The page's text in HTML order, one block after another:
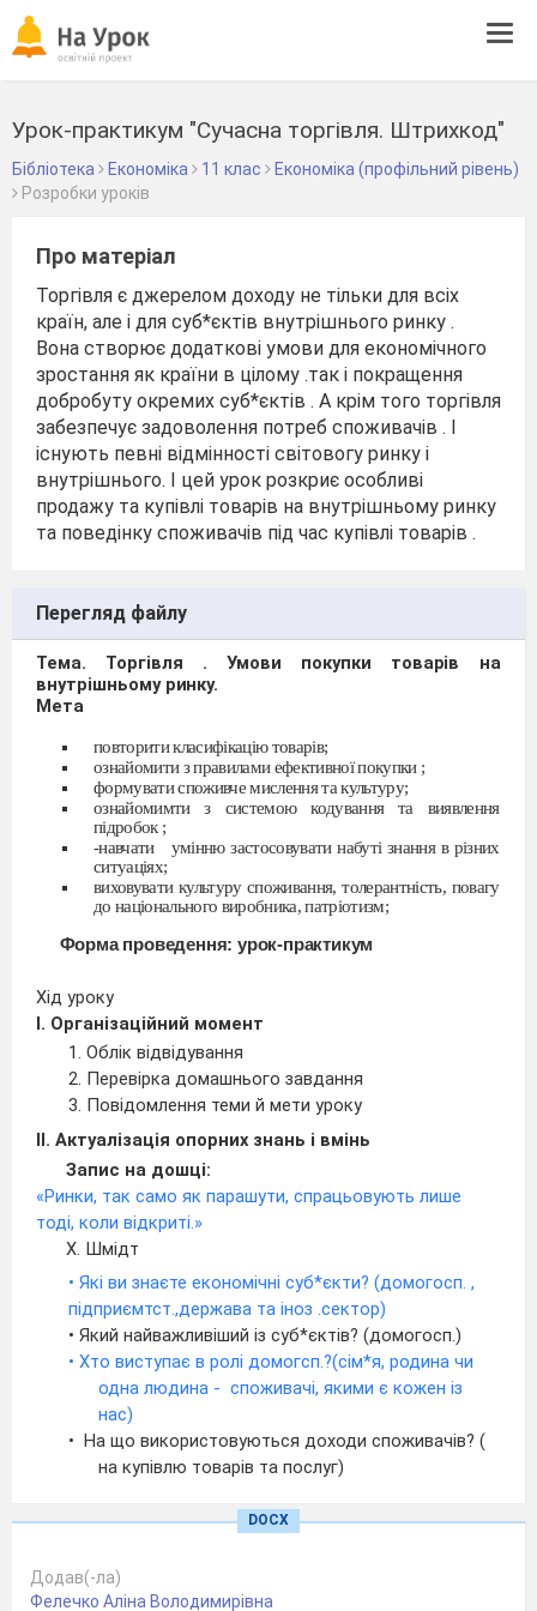
Урок-практикум "Сучасна торгівля. Штрихкод"
Бібліотека Економіка 11 клас
Економіка (профільний рівень)
Розробки уроків
Про матеріал
Торгівля є джерелом доходу не тільки для всіх
країн, але і для суб*єктів внутрішнього ринку .
Вона створює додаткові умови для економічного
зростання як країни в цілому .так і покращення
добробуту окремих суб*єктів . А крім того торгівля
забезпечує задоволення потреб споживачів . І
існують певні відмінності світовогу ринку і
внутрішнього. І цей урок розкриє особливі
продажу та купівлі товарів на внутрішньому ринку
та поведінку споживачів під час купівлі товарів .
Перегляд файлу
Тема. Торгівля . Умови покупки товарів на
внутрішньому ринку.
Мета
повторити класифікацію товарів;
ознайомити з правилами ефективної покупки ;
формувати споживче мислення та культуру;
ознайомимти з системою кодування та виявлення
підробок ;
-навчати
умінню застосовувати набуті знання в різних
ситуаціях;
виховувати культуру споживання, толерантність, повагу
до національного виробника, патріотизм;
Форма проведення: урок-практикум
Хід уроку
І. Організаційний момент
1. Облік відвідування
2. Перевірка домашнього завдання
3. Повідомлення теми й мети уроку
ІІ. Актуалізація опорних знань і вмінь
Запис на дошці:
«Ринки, так само як парашути, спрацьовують лише
тоді, коли відкриті.»
Х. Шмідт
• Які ви знаєте економічні суб*єкти? (домогосп. ,
підприємтст.,держава та іноз .сектор)
• Який найважливіший із суб*єктів? (домогосп.)
• Хто виступає в ролі домогсп.?(сім*я, родина чи
одна людина - споживачі, якими є кожен із
нас)
• На що використовуються доходи споживачів? (
на купівлю товарів та послуг)
товарів.
за роллю у споживанні (першої необхідності і
другорядні)
DOCX
Додав(-ла)
Фелечко Аліна Володимирівна